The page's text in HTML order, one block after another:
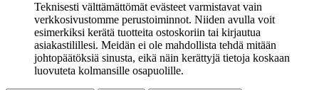
Teknisesti välttämättömät evästeet varmistavat vain
verkkosivustomme perustoiminnot. Niiden avulla voit
esimerkiksi kerätä tuotteita ostoskoriin tai kirjautua
asiakastilillesi. Meidän ei ole mahdollista tehdä mitään
johtopäätöksiä sinusta, eikä näin kerättyjä tietoja koskaan
luovuteta kolmansille osapuolille.